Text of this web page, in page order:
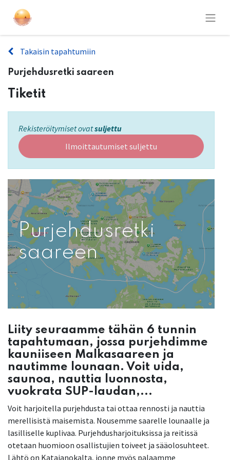
Takaisin tapahtumiin
Purjehdusretki saareen
Tiketit
Rekisteröitymiset ovatsuljettu
Ilmoittautumiset suljettu
Purjehdusretki
saareen
Liity seuraamme tähän 6 tunnin
tapahtumaan, jossa purjehdimme
kauniiseen Malkasaareen ja
nautimme lounaan. Voit uida,
saunoa, nauttia luonnosta,
vuokrata SUP-laudan,...
Voit harjoitella purjehdusta tai ottaa rennosti ja nauttia
merellisistä maisemista. Nousemme saarelle lounaalle ja
lasilliselle kuplivaa. Purjehdusharjoituksissa ja reitissä
otetaan huomioon osallistujien toiveet ja sääolosuhteet.
Lähtö on Katajanokalta, jonne myös palaamme